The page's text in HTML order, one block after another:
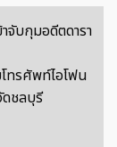
จับกุมอดีตดารา
ทรศัพท์ไอโฟน
ชลบุรี